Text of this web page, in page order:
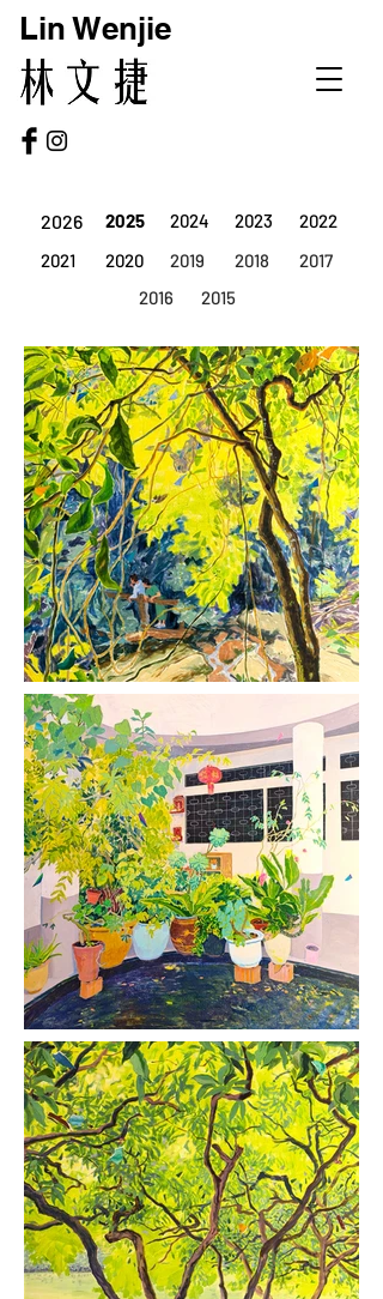
Lin Wenjie
2026
2021
2025 2024 2023
2022
2020
2019 2018
2017
2016
2015